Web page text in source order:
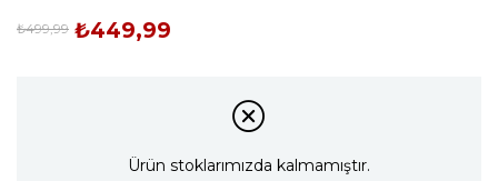
₺499,99 ₺449,99
Ürün stoklarımızda kalmamıştır.